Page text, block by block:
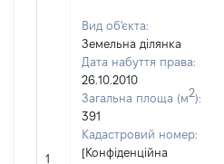
1
Вид об'єкта:
Земельна ділянка
Дата набуття права:
26.10.2010
Загальна площа (м2):
391
Кадастровий номер:
[Конфіденційна